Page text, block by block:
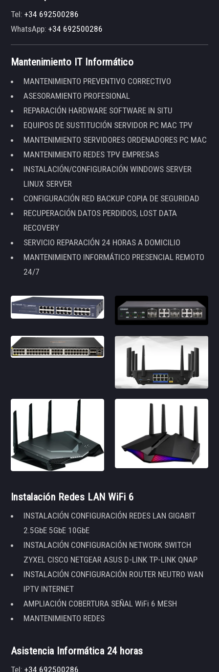
Tel:+34 692500286
WhatsApp:+34 692500286
Mantenimiento IT Informático
MANTENIMIENTO PREVENTIVO CORRECTIVO
ASESORAMIENTO PROFESIONAL
REPARACIÓN HARDWARE SOFTWARE IN SITU
EQUIPOS DE SUSTITUCIÓN SERVIDOR PC MAC TPV
MANTENIMIENTO SERVIDORES ORDENADORES PC MAC
MANTENIMIENTO REDES TPV EMPRESAS
INSTALACIÓN/CONFIGURACIÓN WINDOWS SERVER
LINUX SERVER
CONFIGURACIÓN RED BACKUP COPIA DE SEGURIDAD
RECUPERACIÓN DATOS PERDIDOS, LOST DATA
RECOVERY
SERVICIO REPARACIÓN 24 HORAS A DOMICILIO
MANTENIMIENTO INFORMÁTICO PRESENCIAL REMOTO
24/7
Instalación Redes LAN WiFi 6
INSTALACIÓN CONFIGURACIÓN REDES LAN GIGABIT
2.5GbE 5GbE 10GbE
INSTALACIÓN CONFIGURACIÓN NETWORK SWITCH
ZYXEL CISCO NETGEAR ASUS D-LINK TP-LINK QNAP
INSTALACIÓN CONFIGURACIÓN ROUTER NEUTRO WAN
IPTV INTERNET
AMPLIACIÓN COBERTURA SEÑAL WiFi 6 MESH
MANTENIMIENTO REDES
Asistencia Informática 24 horas
Tel:+34 692500286